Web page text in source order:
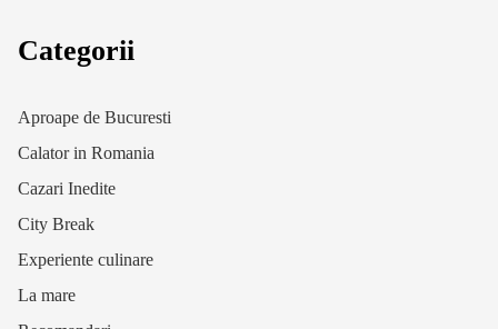
Categorii
Aproape de Bucuresti
Calator in Romania
Cazari Inedite
City Break
Experiente culinare
La mare